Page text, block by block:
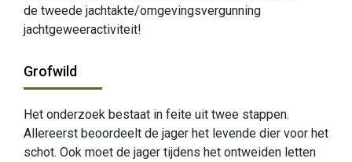
de tweede jachtakte/omgevingsvergunning
jachtgeweeractiviteit!
Grofwild
Het onderzoek bestaat in feite uit twee stappen.
Allereerst beoordeelt de jager het levende dier voor het
schot. Ook moet de jager tijdens het ontweiden letten